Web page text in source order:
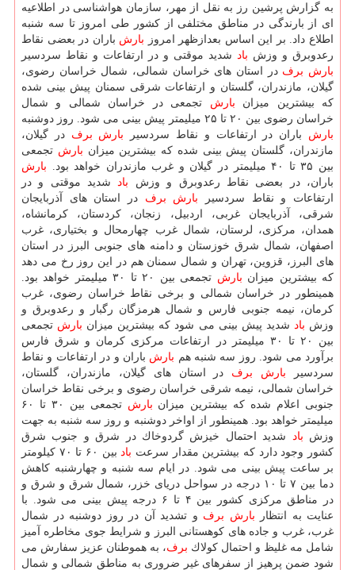
به گزارش پرشین رز به نقل از مهر، سازمان هواشناسی در اطلاعیه
ای از بارندگی در مناطق مختلفی از كشور طی امروز تا سه شنبه
اطلاع داد. بر این اساس بعدازظهر امروز بارش باران در بعضی نقاط
رعدوبرق و وزش باد شدید موقتی و در ارتفاعات و نقاط سردسیر
بارش برف در استان های خراسان شمالی، شمال خراسان رضوی،
گیلان، مازندران، گلستان و ارتفاعات شرقی سمنان پیش بینی شده
كه بیشترین میزان بارش تجمعی در خراسان شمالی و شمال
خراسان رضوی بین ۲۰ تا ۲۵ میلیمتر پیش بینی می شود. روز دوشنبه
بارش باران در ارتفاعات و نقاط سردسیر بارش برف در گیلان،
مازندران، گلستان پیش بینی شده كه بیشترین میزان بارش تجمعی
بین ۳۵ تا ۴۰ میلیمتر در گیلان و غرب مازندران خواهد بود.
بارش
باران، در بعضی نقاط رعدوبرق و وزش باد
شدید موقتی و در
ارتفاعات و نقاط سردسیر بارش برف در استان های آذربایجان
شرقی، آذربایجان غربی، اردبیل، زنجان، كردستان، كرمانشاه،
همدان، مركزی، لرستان، شمال غرب چهارمحال و بختیاری، غرب
اصفهان، شمال شرق خوزستان و دامنه های جنوبی البرز در استان
های البرز، قزوین، تهران و شمال سمنان هم در این روز رخ می دهد
كه بیشترین میزان بارش
تجمعی بین ۲۰ تا ۳۰ میلیمتر خواهد بود.
همینطور در خراسان شمالی و برخی نقاط خراسان رضوی، غرب
كرمان، نیمه جنوبی فارس و شمال هرمزگان رگبار و رعدوبرق و
وزش باد شدید پیش بینی می شود كه بیشترین میزان بارش تجمعی
بین ۲۰ تا ۳۰ میلیمتر در ارتفاعات مركزی كرمان و شرق فارس
برآورد می شود. روز سه شنبه هم بارش باران و در ارتفاعات و نقاط
سردسیر بارش برف در استان های گیلان، مازندران، گلستان،
خراسان شمالی، نیمه شرقی خراسان رضوی و برخی نقاط خراسان
جنوبی اعلام شده كه بیشترین میزان بارش
تجمعی بین ۳۰ تا ۶۰
میلیمتر خواهد بود. همینطور از اواخر دوشنبه و روز سه شنبه به جهت
وزش باد
شدید احتمال خیزش گردوخاك در شرق و جنوب شرق
كشور وجود دارد كه بیشترین مقدار سرعت باد
بین ۶۰ تا ۷۰ كیلومتر
بر ساعت پیش بینی می شود. در ایام سه شنبه و چهارشنبه كاهش
دما بین ۷ تا ۱۰ درجه در سواحل دریای خزر، شمال شرق و شرق و
در مناطق مركزی كشور بین ۴ تا ۶ درجه پیش بینی می شود. با
عنایت به انتظار بارش برف و تشدید آن در روز دوشنبه در شمال
غرب، غرب و جاده های كوهستانی البرز و شرایط جوی مخاطره آمیز
شامل مه غلیظ و احتمال كولاك برف، به هموطنان عزیز سفارش می
شود ضمن پرهیز از سفرهای غیر ضروری به مناطق شمالی و شمال